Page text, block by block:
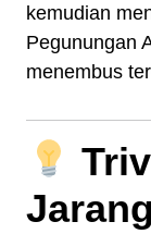
kemudian
Pegunungan
menembus